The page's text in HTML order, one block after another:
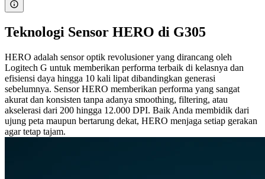
Teknologi Sensor HERO di G305
HERO adalah sensor optik revolusioner yang dirancang oleh
Logitech G untuk memberikan performa terbaik di kelasnya dan
efisiensi daya hingga 10 kali lipat dibandingkan generasi
sebelumnya. Sensor HERO memberikan performa yang sangat
akurat dan konsisten tanpa adanya smoothing, filtering, atau
akselerasi dari 200 hingga 12.000 DPI. Baik Anda membidik dari
ujung peta maupun bertarung dekat, HERO menjaga setiap gerakan
agar tetap tajam.